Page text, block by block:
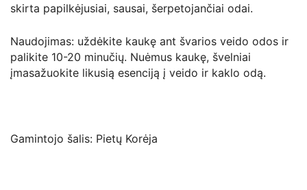
skirta papilkėjusiai, sausai, šerpetojančiai odai.
Naudojimas: uždėkite kaukę ant švarios veido odos ir
palikite 10-20 minučių. Nuėmus kaukę, švelniai
įmasažuokite likusią esenciją į veido ir kaklo odą.
Gamintojo šalis: Pietų Korėja